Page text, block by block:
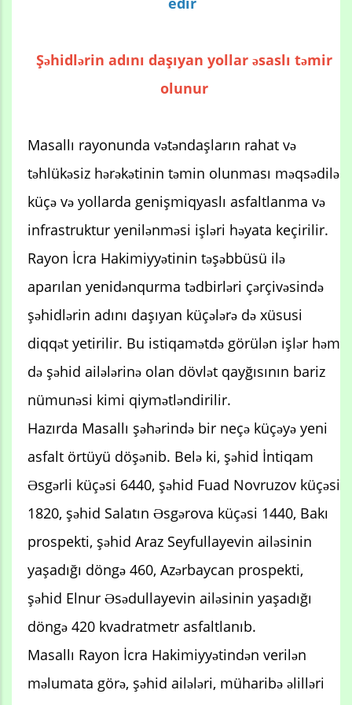
Şəhidlərin adını daşıyan yollar əsaslı təmir
olunur
Masallı rayonunda vətəndaşların rahat və
təhlükəsiz hərəkətinin təmin olunması məqsədilə
küçə və yollarda genişmiqyaslı asfaltlanma və
infrastruktur yenilənməsi işləri həyata keçirilir.
Rayon İcra Hakimiyyətinin təşəbbüsü ilə
aparılan yenidənqurma tədbirləri çərçivəsində
şəhidlərin adını daşıyan küçələrə də xüsusi
diqqət yetirilir. Bu istiqamətdə görülən işlər həm
də şəhid ailələrinə olan dövlət qayğısının bariz
nümunəsi kimi qiymətləndirilir.
Hazırda Masallı şəhərində bir neçə küçəyə yeni
asfalt örtüyü döşənib. Belə ki, şəhid İntiqam
Əsgərli küçəsi 6440, şəhid Fuad Novruzov küçəsi
1820, şəhid Salatın Əsgərova küçəsi 1440, Bakı
prospekti, şəhid Araz Seyfullayevin ailəsinin
yaşadığı döngə 460, Azərbaycan prospekti,
şəhid Elnur Əsədullayevin ailəsinin yaşadığı
döngə 420 kvadratmetr asfaltlanıb.
Masallı Rayon İcra Hakimiyyətindən verilən
məlumata görə, şəhid ailələri, müharibə əlilləri